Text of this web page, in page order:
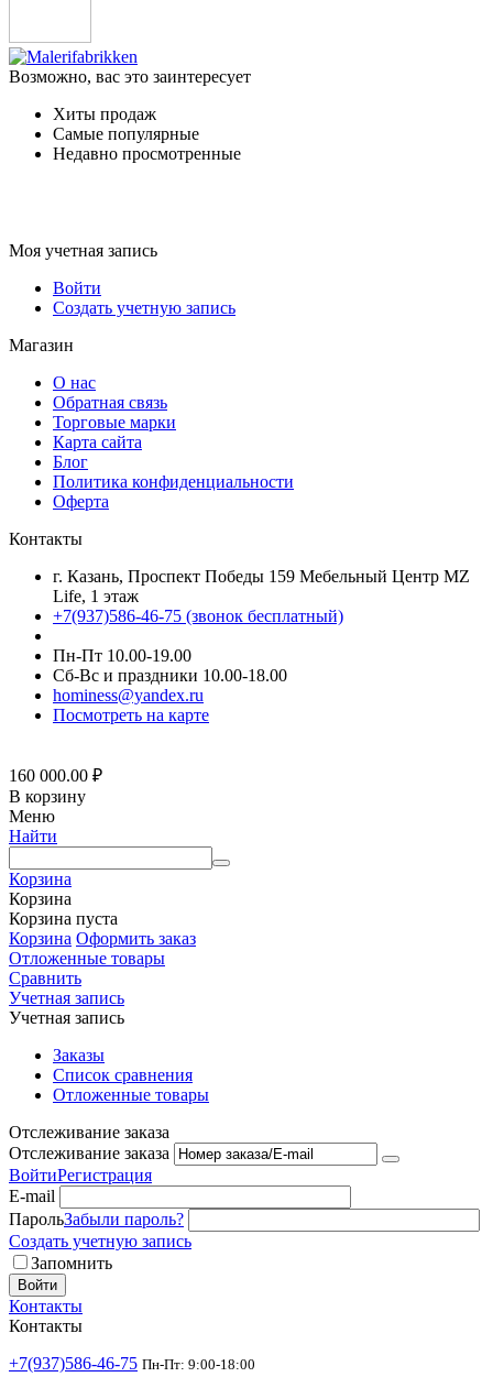
Возможно, вас это заинтересует
Хиты продаж
Самые популярные
Недавно просмотренные
Моя учетная запись
Войти
Создать учетную запись
Магазин
О нас
Обратная связь
Торговые марки
Карта сайта
Блог
Политика конфиденциальности
Оферта
Контакты
г. Казань, Проспект Победы 159 Мебельный Центр MZ
Life, 1 этаж
+7(937)586-46-75 (звонок бесплатный)
Пн-Пт 10.00-19.00
Сб-Вс и праздники 10.00-18.00
hominess@yandex.ru
Посмотреть на карте
160 000.00 ₽
В корзину
Меню
Найти
Корзина
Корзина
Корзина пуста
Корзина Оформить заказ
Отложенные товары
Сравнить
Учетная запись
Учетная запись
Заказы
Список сравнения
Отложенные товары
Отслеживание заказа
Отслеживание заказа
ВойтиРегистрация
E-mail
ПарольЗабыли пароль?
Создать учетную запись
Запомнить
Войти
Контакты
Контакты
+7(937)586-46-75 Пн-Пт: 9:00-18:00